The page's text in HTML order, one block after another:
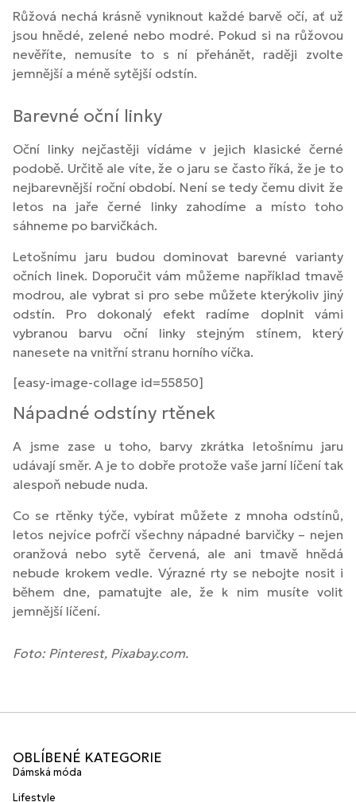
Růžová nechá krásně vyniknout každé barvě očí, ať už
jsou hnědé, zelené nebo modré. Pokud si na růžovou
nevěříte, nemusíte to s ní přehánět, raději zvolte
jemnější a méně sytější odstín.
Barevné oční linky
Oční linky nejčastěji vídáme v jejich klasické černé
podobě. Určitě ale víte, že o jaru se často říká, že je to
nejbarevnější roční období. Není se tedy čemu divit že
letos na jaře černé linky zahodíme a místo toho
sáhneme po barvičkách.
Letošnímu jaru budou dominovat barevné varianty
očních linek. Doporučit vám můžeme například tmavě
modrou, ale vybrat si pro sebe můžete kterýkoliv jiný
odstín. Pro dokonalý efekt radíme doplnit vámi
vybranou barvu oční linky stejným stínem, který
nanesete na vnitřní stranu horního víčka.
[easy-image-collage id=55850]
Nápadné odstíny rtěnek
A jsme zase u toho, barvy zkrátka letošnímu jaru
udávají směr. A je to dobře protože vaše jarní líčení tak
alespoň nebude nuda.
Co se rtěnky týče, vybírat můžete z mnoha odstínů,
letos nejvíce pofrčí všechny nápadné barvičky – nejen
oranžová nebo sytě červená, ale ani tmavě hnědá
nebude krokem vedle. Výrazné rty se nebojte nosit i
během dne, pamatujte ale, že k nim musíte volit
jemnější líčení.
Foto: Pinterest, Pixabay.com.
OBLÍBENÉ KATEGORIE
Dámská móda
Lifestyle